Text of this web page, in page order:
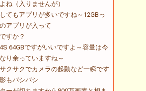
ね（入りませんが）
てもアプリが多いですね～12GBっ
アプリが入って
すか？
64GBですがいいですよ～容量は今
り余っていますね～
クサクでカメラの起動など一瞬です
もバシバシ